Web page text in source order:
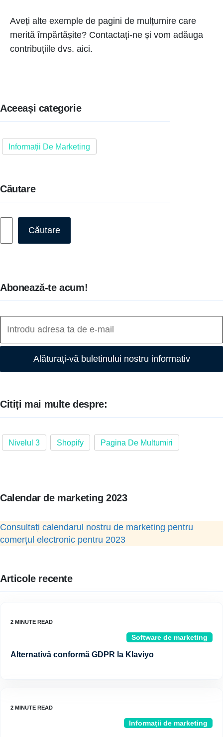
Aveți alte exemple de pagini de mulțumire care
merită împărtășite? Contactați-ne și vom adăuga
contribuțiile dvs. aici.
Aceeași categorie
Informații De Marketing
Căutare
Căutare
Abonează-te acum!
Alăturați-vă buletinului nostru informativ
Citiți mai multe despre:
Nivelul 3 Shopify Pagina De Multumiri
Calendar de marketing 2023
Consultați calendarul nostru de marketing pentru
comerțul electronic pentru 2023
Articole recente
Software de marketing
Alternativă conformă GDPR la Klaviyo
Informații de marketing